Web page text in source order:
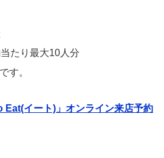
たり最大10人分
す。
Eat(イート)」オンライン来店予約